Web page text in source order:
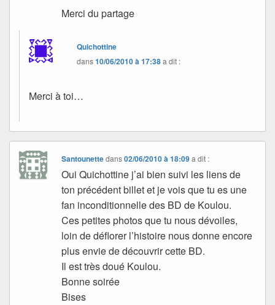
Merci du partage
Quichottine
dans10/06/2010 à 17:38a dit :
Merci à toi…
Santounettedans02/06/2010 à 18:09 a dit :
Oui Quichottine j’ai bien suivi les liens de
ton précédent billet et je vois que tu es une
fan inconditionnelle des BD de Koulou.
Ces petites photos que tu nous dévoiles,
loin de déflorer l’histoire nous donne encore
plus envie de découvrir cette BD.
Il est très doué Koulou.
Bonne soirée
Bises